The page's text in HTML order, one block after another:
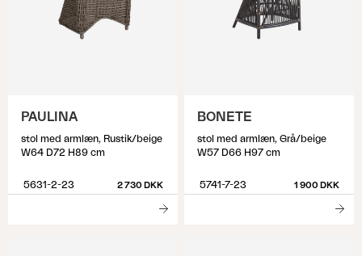
PAULINA
stol med armlæn, Rustik/beige
W64 D72 H89 cm
5631-2-23 2 730 DKK
BONETE
stol med armlæn, Grå/beige
W57 D66 H97 cm
5741-7-23 1 900 DKK